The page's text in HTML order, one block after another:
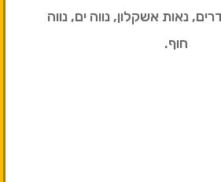
נאות אשקלון, נווה ים, נווה
חוף.